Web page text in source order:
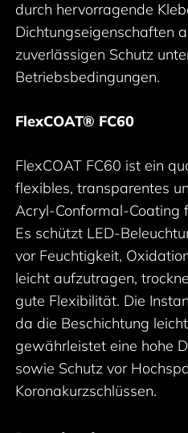
durch hervorragende
Dichtungseigenschaften
zuverlässigen Schutz
Betriebsbedingungen.
FlexCOAT® FC60
FlexCOAT FC60 ist ein
flexibles, transparentes
Acryl-Conformal-Coating
Es schützt LED-
vor Feuchtigkeit,
leicht aufzutragen,
gute Flexibilität. Die
da die Beschichtung
gewährleistet eine hohe
sowie Schutz vor
Koronakurzschlüssen.